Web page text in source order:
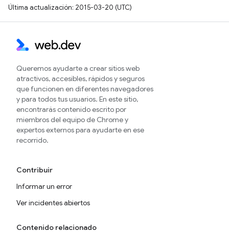
Última actualización: 2015-03-20 (UTC)
Queremos ayudarte a crear sitios web
atractivos, accesibles, rápidos y seguros
que funcionen en diferentes navegadores
y para todos tus usuarios. En este sitio,
encontrarás contenido escrito por
miembros del equipo de Chrome y
expertos externos para ayudarte en ese
recorrido.
Contribuir
Informar un error
Ver incidentes abiertos
Contenido relacionado